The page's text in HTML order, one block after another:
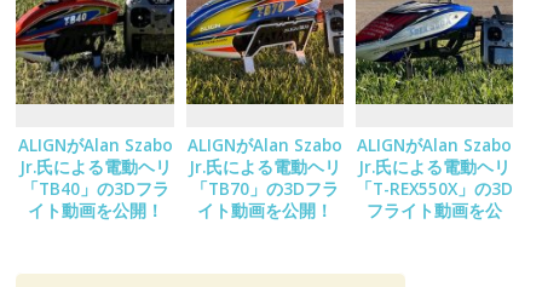
ALIGNがAlan Szabo
Jr.氏による電動ヘリ
「TB40」の3Dフラ
イト動画を公開！
ALIGNがAlan Szabo
Jr.氏による電動ヘリ
「TB70」の3Dフラ
イト動画を公開！
ALIGNがAlan Szabo
Jr.氏による電動ヘリ
「T-REX550X」の3D
フライト動画を公